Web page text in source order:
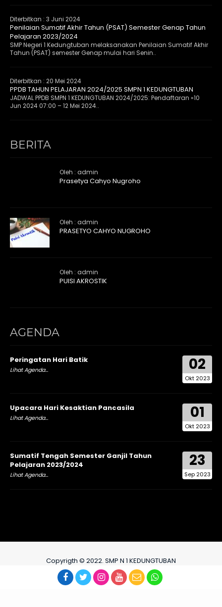
Diterbitkan : 3 Juni 2024
Penilaian Sumatif Akhir Tahun (PSAT) Semester Genap Tahun
Pelajaran 2023/2024
SMP Negeri 1 Kedungtuban melaksanakan Penilaian Sumatif Akhir
Tahun (PSAT) semester Genap mulai hari Senin..
Diterbitkan : 20 Mei 2024
PPDB TAHUN PELAJARAN 2024/2025 SMPN 1 KEDUNGTUBAN
JADWAL PPDB SMPN 1 KEDUNGTUBAN 2024/2025: Pendaftaran »10
Jun 2024 07:00 – 12 Mei 2024..
BERITA
Oleh : admin
Prasetya Cahyo Nugroho
Oleh : admin
PRASETYO CAHYO NUGROHO
Oleh : admin
PUISI AKROSTIK
AGENDA
02
Okt 2023
Peringatan Hari Batik
Lihat Agenda...
01
Okt 2023
Upacara Hari Kesaktian Pancasila
Lihat Agenda...
23
Sep 2023
Sumatif Tengah Semester Ganjil Tahun
Pelajaran 2023/2024
Lihat Agenda...
Copyrigth © 2022. SMP N 1 KEDUNGTUBAN
TIM IT